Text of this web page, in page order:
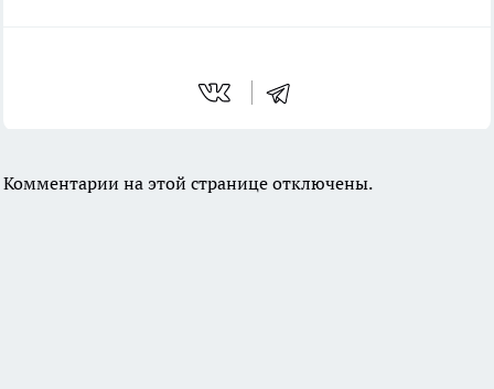
Комментарии на этой странице отключены.